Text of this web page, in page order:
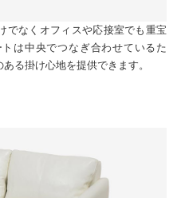
でなくオフィスや応接室でも重宝
は中央でつなぎ合わせているた
る掛け心地を提供できます。